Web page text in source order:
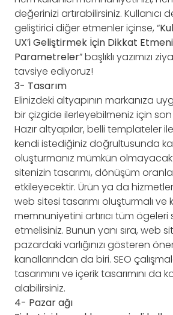
değerinizi artırabilirsiniz. Kullanıcı
geliştirici diğer etmenler içinse, “
UX’i Geliştirmek İçin Dikkat
Parametreler” başlıklı yazımızı
tavsiye ediyoruz!
3- Tasarım
Elinizdeki altyapının markanıza
bir çizgide ilerleyebilmeniz için
Hazır altyapılar, belli templateler
kendi istediğiniz doğrultusunda
oluşturmanız mümkün
sitenizin tasarımı, dönüşüm
etkileyecektir. Ürün ya da
web sitesi tasarımı oluşturmalı ve
memnuniyetini artırıcı tüm
etmelisiniz. Bunun yanı sıra, web
pazardaki varlığınızı gösteren
kanallarından da biri. SEO
tasarımını ve içerik tasarımını da
alabilirsiniz.
4- Pazar ağı